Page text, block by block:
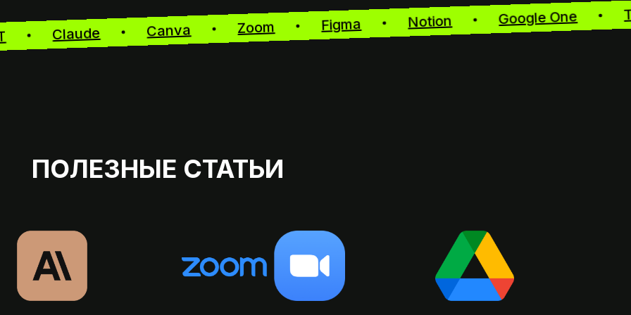
Claude Canva Zoom Figma Notion Google One
ПОЛЕЗНЫЕ СТАТЬИ